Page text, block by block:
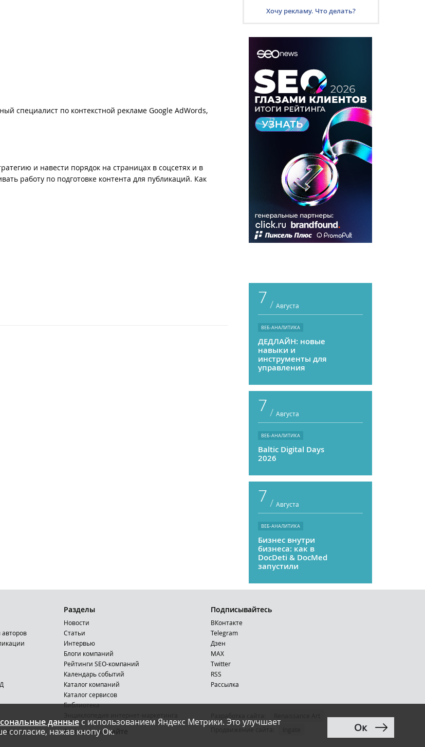
специалист по контекстной рекламе Google AdWords,
и навести порядок на страницах в соцсетях и в
работу по подготовке контента для публикаций. Как
Хочу рекламу. Что делать?
7 / Августа
ВЕБ-АНАЛИТИКА
ДЕДЛАЙН: новые
навыки и
инструменты для
управления
7 / Августа
ВЕБ-АНАЛИТИКА
Baltic Digital Days
2026
7 / Августа
ВЕБ-АНАЛИТИКА
Бизнес внутри
бизнеса: как в
DocDeti & DocMed
запустили
как стартап
данныес использованием Яндекс Метрики. Это улучшает
согласие, нажав кнопу Ок.
Ок
версия
Разделы
Новости
Статьи
Интервью
Блоги компаний
Рейтинги SEO-компаний
Календарь событий
Каталог компаний
Каталог сервисов
Библиотека
Реклама на сайте
Подписывайтесь
ВКонтакте
Telegram
Дзен
MAX
Тwitter
RSS
Рассылка
Продвижение сайта
12+